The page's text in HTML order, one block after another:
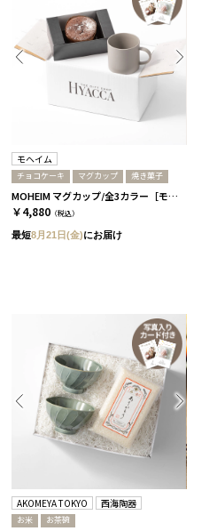
モヘイム
チョコケーキ マグカップ 焼き菓子
MOHEIM マグカップ/全3カラー［モヘイム］+濃厚フォンダンショコラ グレー
￥4,880 （税込）
最短8月21日(金)にお届け
AKOMEYA TOKYO 西海陶器
お米 お茶碗